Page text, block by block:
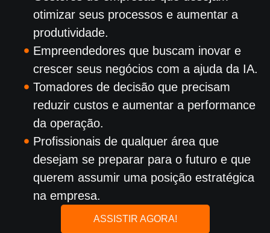
otimizar seus processos e aumentar a
produtividade.
Empreendedores que buscam inovar e
crescer seus negócios com a ajuda da IA.
Tomadores de decisão que precisam
reduzir custos e aumentar a performance
da operação.
Profissionais de qualquer área que
desejam se preparar para o futuro e que
querem assumir uma posição estratégica
na empresa.
ASSISTIR AGORA!